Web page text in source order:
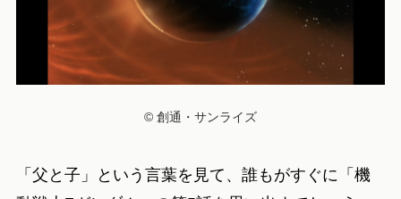
© 創通・サンライズ
「父と子」という言葉を見て、誰もがすぐに「機